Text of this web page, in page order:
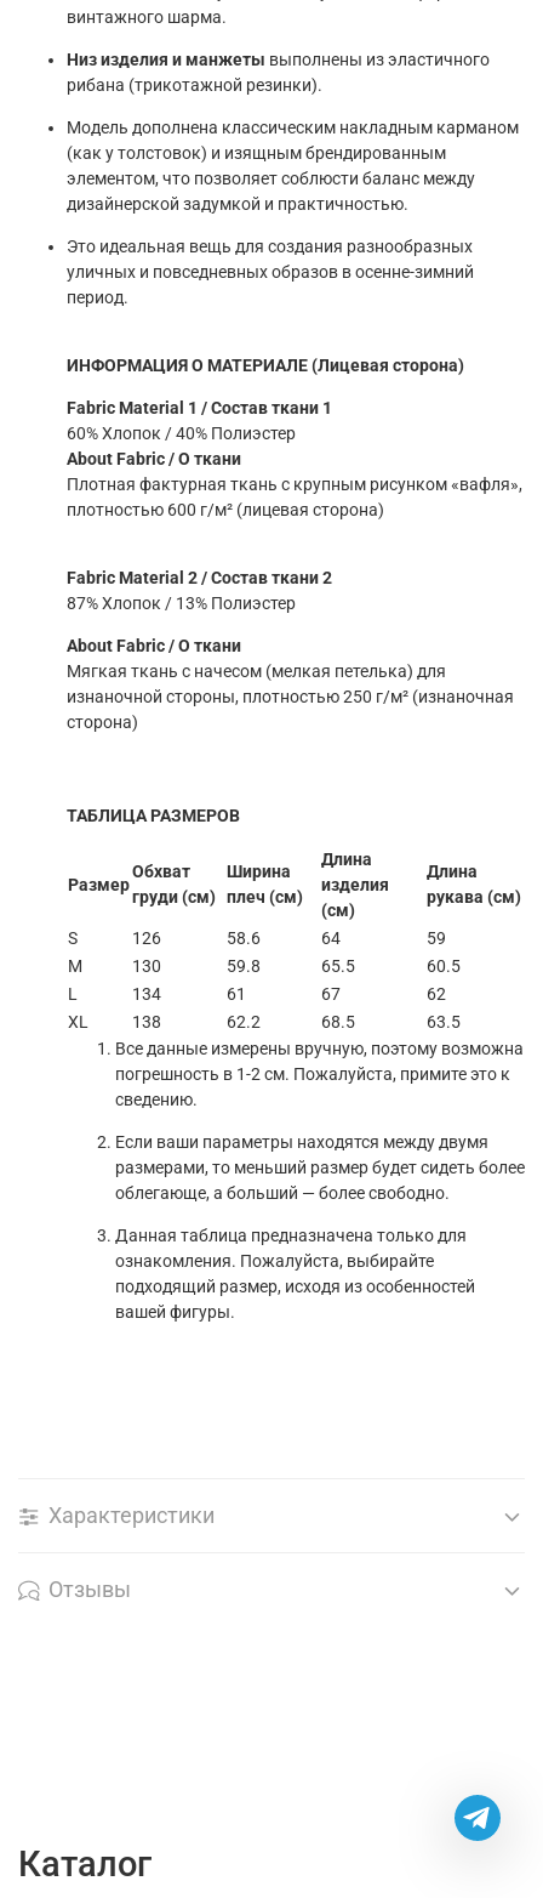
винтажного шарма.
Низ изделия и манжеты выполнены из эластичного
рибана (трикотажной резинки).
Модель дополнена классическим накладным карманом
(как у толстовок) и изящным брендированным
элементом, что позволяет соблюсти баланс между
дизайнерской задумкой и практичностью.
Это идеальная вещь для создания разнообразных
уличных и повседневных образов в осенне-зимний
период.
ИНФОРМАЦИЯ О МАТЕРИАЛЕ (Лицевая сторона)
Fabric Material 1 / Состав ткани 1
60% Хлопок / 40% Полиэстер
About Fabric / О ткани
Плотная фактурная ткань с крупным рисунком «вафля»,
плотностью 600 г/м² (лицевая сторона)
Fabric Material 2 / Состав ткани 2
87% Хлопок / 13% Полиэстер
About Fabric / О ткани
Мягкая ткань с начесом (мелкая петелька) для
изнаночной стороны, плотностью 250 г/м² (изнаночная
сторона)
ТАБЛИЦА РАЗМЕРОВ
Размер
Обхват
груди (см)
Ширина
плеч (см)
Длина
изделия
(см)
Длина
рукава (см)
S 126 58.6 64
59
M
130 59.8 65.5
60.5
L
134 61 67
62
XL
138 62.2 68.5
63.5
Все данные измерены вручную, поэтому возможна
погрешность в 1-2 см. Пожалуйста, примите это к
сведению.
Если ваши параметры находятся между двумя
размерами, то меньший размер будет сидеть более
облегающе, а больший — более свободно.
Данная таблица предназначена только для
ознакомления. Пожалуйста, выбирайте
подходящий размер, исходя из особенностей
вашей фигуры.
Характеристики
Отзывы
Каталог